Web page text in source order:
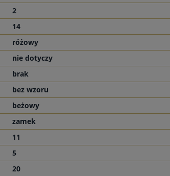
2
14
różowy
nie dotyczy
brak
bez wzoru
beżowy
zamek
11
5
20